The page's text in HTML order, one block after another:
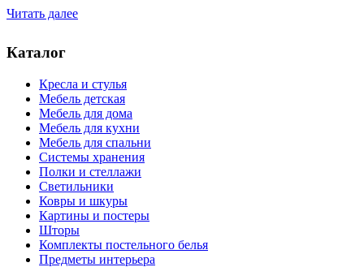
Читать далее
Каталог
Кресла и стулья
Мебель детская
Мебель для дома
Мебель для кухни
Мебель для спальни
Системы хранения
Полки и стеллажи
Светильники
Ковры и шкуры
Картины и постеры
Шторы
Комплекты постельного белья
Предметы интерьера